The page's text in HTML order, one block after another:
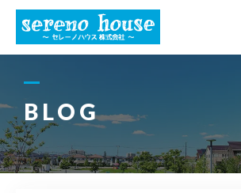
BLOG
当社について
ギャラリー